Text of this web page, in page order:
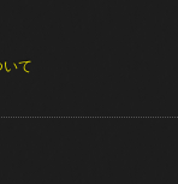
いて